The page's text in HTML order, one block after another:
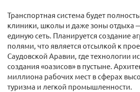
Транспортная система будет
клиники, школы и даже зоны отдыха
единую сеть. Планируется создание
полями, что является отсылкой к
Саудовской Аравии, где технологии
создания «оазисов» в пустыне.
миллиона рабочих мест в сферах
туризма и легкой промышленности.